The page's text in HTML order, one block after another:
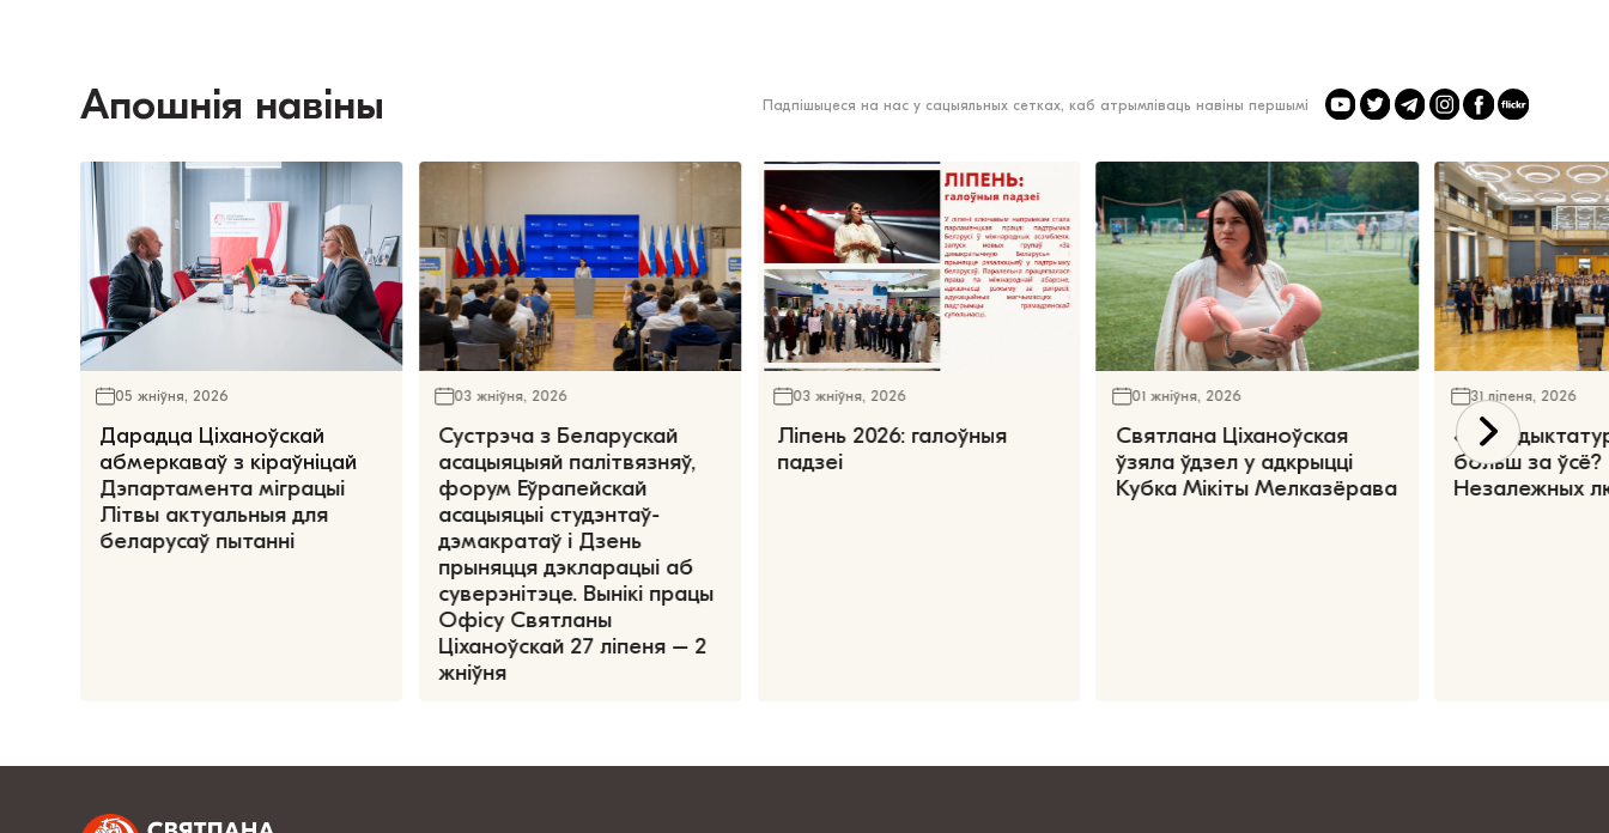
Апошнія навіны Падпішыцеся на нас у сацыяльных сетках, каб атрымліваць навіны першымі
05 жніўня, 2026
Дарадца Ціханоўскай
абмеркаваў з кіраўніцай
Дэпартамента міграцыі
Літвы актуальныя для
беларусаў пытанні
03 жніўня, 2026
Сустрэча з Беларускай
асацыяцыяй палітвязняў,
форум Еўрапейскай
асацыяцыі студэнтаў-
дэмакратаў і Дзень
прыняцця дэкларацыі аб
суверэнітэце. Вынікі працы
Офісу Святланы
Ціханоўскай 27 ліпеня – 2
жніўня
03 жніўня, 2026
Ліпень 2026: галоўныя
падзеі
01 жніўня, 2026
Святлана Ціханоўская
ўзяла ўдзел у адкрыцці
Кубка Мікіты Мелказёрава
31 ліпеня, 2026
«Чаго
больш за ўсё?
Незалежных